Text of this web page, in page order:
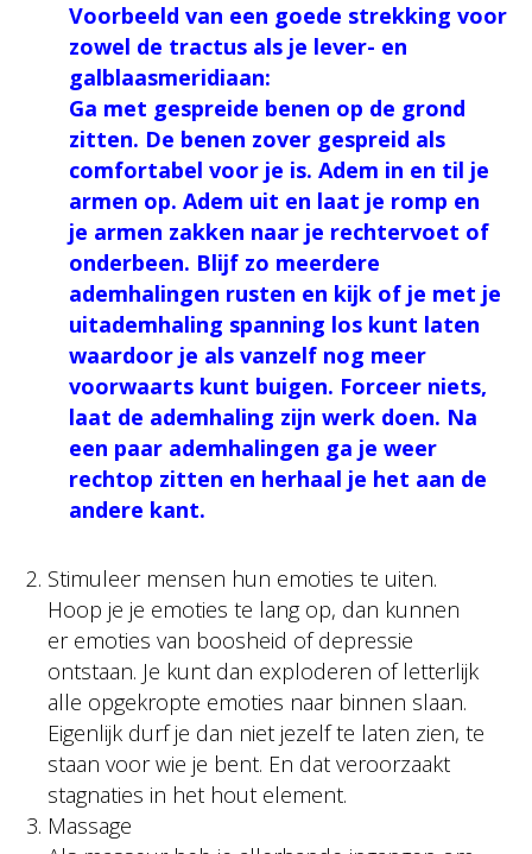
Voorbeeld van een goede strekking voor
zowel de tractus als je lever- en
galblaasmeridiaan:
Ga met gespreide benen op de grond
zitten. De benen zover gespreid als
comfortabel voor je is. Adem in en til je
armen op. Adem uit en laat je romp en
je armen zakken naar je rechtervoet of
onderbeen. Blijf zo meerdere
ademhalingen rusten en kijk of je met je
uitademhaling spanning los kunt laten
waardoor je als vanzelf nog meer
voorwaarts kunt buigen. Forceer niets,
laat de ademhaling zijn werk doen. Na
een paar ademhalingen ga je weer
rechtop zitten en herhaal je het aan de
andere kant.
Stimuleer mensen hun emoties te uiten.
Hoop je je emoties te lang op, dan kunnen
er emoties van boosheid of depressie
ontstaan. Je kunt dan exploderen of letterlijk
alle opgekropte emoties naar binnen slaan.
Eigenlijk durf je dan niet jezelf te laten zien, te
staan voor wie je bent. En dat veroorzaakt
stagnaties in het hout element.
Massage